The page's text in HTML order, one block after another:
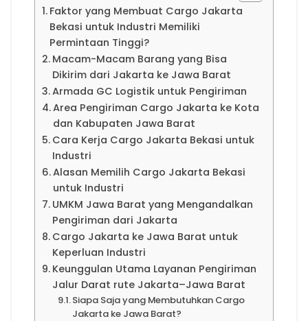
Faktor yang Membuat Cargo Jakarta
Bekasi untuk Industri Memiliki
Permintaan Tinggi?
Macam-Macam Barang yang Bisa
Dikirim dari Jakarta ke Jawa Barat
Armada GC Logistik untuk Pengiriman
Area Pengiriman Cargo Jakarta ke Kota
dan Kabupaten Jawa Barat
Cara Kerja Cargo Jakarta Bekasi untuk
Industri
Alasan Memilih Cargo Jakarta Bekasi
untuk Industri
UMKM Jawa Barat yang Mengandalkan
Pengiriman dari Jakarta
Cargo Jakarta ke Jawa Barat untuk
Keperluan Industri
Keunggulan Utama Layanan Pengiriman
Jalur Darat rute Jakarta–Jawa Barat
Siapa Saja yang Membutuhkan Cargo
Jakarta ke Jawa Barat?